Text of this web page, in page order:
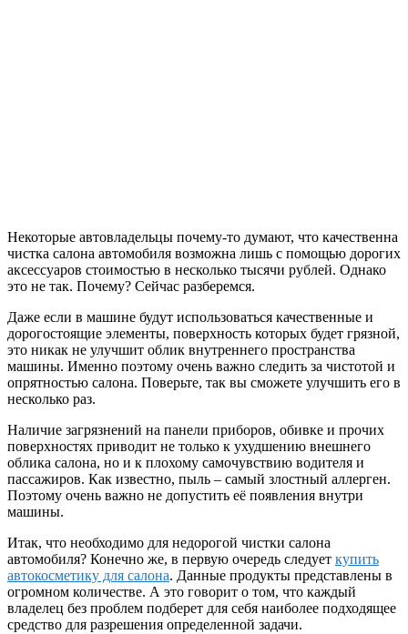
Некоторые автовладельцы почему-то думают, что качественна
чистка салона автомобиля возможна лишь с помощью дорогих
аксессуаров стоимостью в несколько тысячи рублей. Однако
это не так. Почему? Сейчас разберемся.
Даже если в машине будут использоваться качественные и
дорогостоящие элементы, поверхность которых будет грязной,
это никак не улучшит облик внутреннего пространства
машины. Именно поэтому очень важно следить за чистотой и
опрятностью салона. Поверьте, так вы сможете улучшить его в
несколько раз.
Наличие загрязнений на панели приборов, обивке и прочих
поверхностях приводит не только к ухудшению внешнего
облика салона, но и к плохому самочувствию водителя и
пассажиров. Как известно, пыль – самый злостный аллерген.
Поэтому очень важно не допустить её появления внутри
машины.
Итак, что необходимо для недорогой чистки салона
автомобиля? Конечно же, в первую очередь следует купить
автокосметику для салона. Данные продукты представлены в
огромном количестве. А это говорит о том, что каждый
владелец без проблем подберет для себя наиболее подходящее
средство для разрешения определенной задачи.